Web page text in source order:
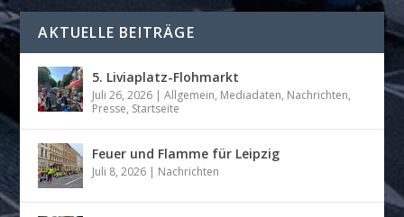
AKTUELLE BEITRÄGE
5. Liviaplatz-Flohmarkt
Juli 26, 2026 |Allgemein, Mediadaten, Nachrichten,
Presse, Startseite
Feuer und Flamme für Leipzig
Juli 8, 2026 | Nachrichten